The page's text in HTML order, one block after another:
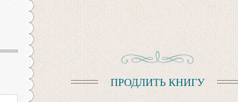
ПРОДЛИТЬ КНИГУ